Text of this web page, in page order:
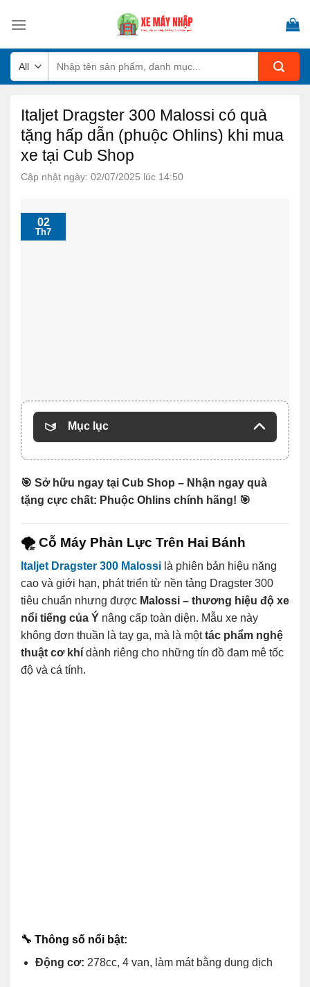
kiếm:
Italjet Dragster 300 Malossi có quà
tặng hấp dẫn (phuộc Ohlins) khi mua
xe tại Cub Shop
Cập nhật ngày: 02/07/2025 lúc 14:50
02
Th7
Mục lục
🎯 Sở hữu ngay tại Cub Shop – Nhận ngay quà
tặng cực chất: Phuộc Ohlins chính hãng! 🎯
🌪️ Cỗ Máy Phản Lực Trên Hai Bánh
Italjet Dragster 300 Malossi là phiên bản hiệu năng
cao và giới hạn, phát triển từ nền tảng Dragster 300
tiêu chuẩn nhưng được Malossi – thương hiệu độ xe
nổi tiếng của Ý nâng cấp toàn diện. Mẫu xe này
không đơn thuần là tay ga, mà là mộttác phẩm nghệ
thuật cơ khí dành riêng cho những tín đồ đam mê tốc
độ và cá tính.
🔧 Thông số nổi bật:
Động cơ: 278cc, 4 van, làm mát bằng dung dịch